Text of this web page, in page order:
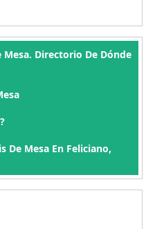
Mesa. Directorio De Dónde
De Mesa En Feliciano,